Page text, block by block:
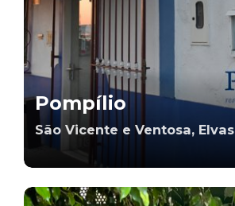
Pompílio
São Vicente e Ventosa, Elvas